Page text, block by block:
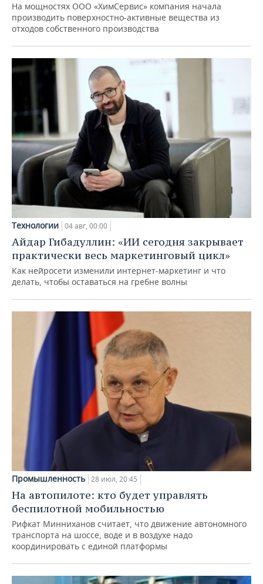
На мощностях ООО «ХимСервис» компания начала
производить поверхностно-активные вещества из
отходов собственного производства
Технологии 04 авг, 00:00
Айдар Гибадуллин: «ИИ сегодня закрывает
практически весь маркетинговый цикл»
Как нейросети изменили интернет-маркетинг и что
делать, чтобы оставаться на гребне волны
Промышленность 28 июл, 20:45
На автопилоте: кто будет управлять
беспилотной мобильностью
Рифкат Минниханов считает, что движение автономного
транспорта на шоссе, воде и в воздухе надо
координировать с единой платформы